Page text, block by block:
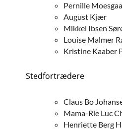
Pernille
August Kjær
Mikkel Ibsen
Louise Malmer
Kristine Kaaber
Stedfortrædere
Claus Bo
Mama-Rie Luc
Henriette Berg